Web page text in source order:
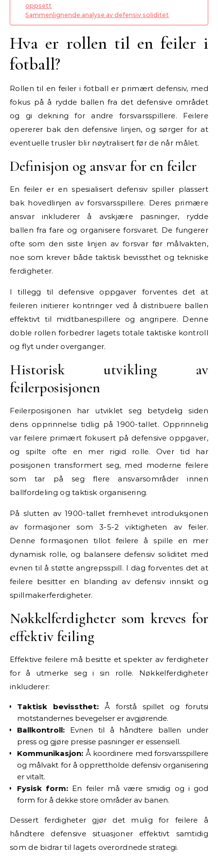
oppsett
Sammenlignende analyse av defensiv soliditet
Hva er rollen til en feiler i
fotball?
Rollen til en feiler i fotball er primært defensiv, med
fokus på å rydde ballen fra det defensive området
og gi dekning for andre forsvarsspillere. Feilere
opererer bak den defensive linjen, og sørger for at
eventuelle trusler blir nøytralisert før de når målet.
Definisjon og ansvar for en feiler
En feiler er en spesialisert defensiv spiller plassert
bak hovedlinjen av forsvarsspillere. Deres primære
ansvar inkluderer å avskjære pasninger, rydde
ballen fra fare og organisere forsvaret. De fungerer
ofte som den siste linjen av forsvar før målvakten,
noe som krever både taktisk bevissthet og tekniske
ferdigheter.
I tillegg til defensive oppgaver forventes det at
feileren initierer kontringer ved å distribuere ballen
effektivt til midtbanespillere og angripere. Denne
doble rollen forbedrer lagets totale taktiske kontroll
og flyt under overganger.
Historisk utvikling av
feilerposisjonen
Feilerposisjonen har utviklet seg betydelig siden
dens opprinnelse tidlig på 1900-tallet. Opprinnelig
var feilere primært fokusert på defensive oppgaver,
og spilte ofte en mer rigid rolle. Over tid har
posisjonen transformert seg, med moderne feilere
som tar på seg flere ansvarsområder innen
ballfordeling og taktisk organisering.
På slutten av 1900-tallet fremhevet introduksjonen
av formasjoner som 3-5-2 viktigheten av feiler.
Denne formasjonen tillot feilere å spille en mer
dynamisk rolle, og balansere defensiv soliditet med
evnen til å støtte angrepsspill. I dag forventes det at
feilere besitter en blanding av defensiv innsikt og
spillmakerferdigheter.
Nøkkelferdigheter som kreves for
effektiv feiling
Effektive feilere må besitte et spekter av ferdigheter
for å utmerke seg i sin rolle. Nøkkelferdigheter
inkluderer:
Taktisk bevissthet: Å forstå spillet og forutsi
motstandernes bevegelser er avgjørende.
Ballkontroll: Evnen til å håndtere ballen under
press og gjøre presise pasninger er essensiell.
Kommunikasjon: Å koordinere med forsvarsspillere
og målvakt for å opprettholde defensiv organisering
er vitalt.
Fysisk form: En feiler må være smidig og i god
form for å dekke store områder av banen.
Dessert ferdigheter gjør det mulig for feilere å
håndtere defensive situasjoner effektivt samtidig
som de bidrar til lagets overordnede strategi.